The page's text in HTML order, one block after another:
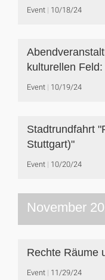
Event 10/18/24
kulturellen
Event 10/19/24
Stadtrundfahrt
Stuttgart)"
Event 10/20/24
November
Rechte Räume
Event 11/29/24